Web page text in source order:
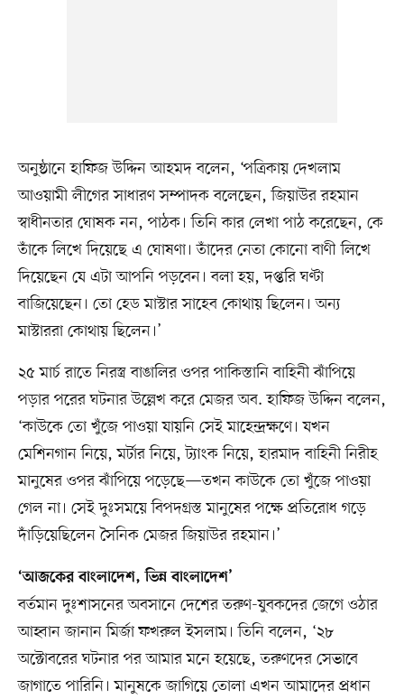
অনুষ্ঠানে হাফিজ উদ্দিন আহমদ বলেন, ‘পত্রিকায় দেখলাম
আওয়ামী লীগের সাধারণ সম্পাদক বলেছেন, জিয়াউর রহমান
স্বাধীনতার ঘোষক নন, পাঠক। তিনি কার লেখা পাঠ করেছেন, কে
তাঁকে লিখে দিয়েছে এ ঘোষণা। তাঁদের নেতা কোনো বাণী লিখে
দিয়েছেন যে এটা আপনি পড়বেন। বলা হয়, দপ্তরি ঘণ্টা
বাজিয়েছেন। তো হেড মাস্টার সাহেব কোথায় ছিলেন। অন্য
মাস্টাররা কোথায় ছিলেন।’
২৫ মার্চ রাতে নিরস্ত্র বাঙালির ওপর পাকিস্তানি বাহিনী ঝাঁপিয়ে
পড়ার পরের ঘটনার উল্লেখ করে মেজর অব. হাফিজ উদ্দিন বলেন,
‘কাউকে তো খুঁজে পাওয়া যায়নি সেই মাহেন্দ্রক্ষণে। যখন
মেশিনগান নিয়ে, মর্টার নিয়ে, ট্যাংক নিয়ে, হারমাদ বাহিনী নিরীহ
মানুষের ওপর ঝাঁপিয়ে পড়েছে—তখন কাউকে তো খুঁজে পাওয়া
গেল না। সেই দুঃসময়ে বিপদগ্রস্ত মানুষের পক্ষে প্রতিরোধ গড়ে
দাঁড়িয়েছিলেন সৈনিক মেজর জিয়াউর রহমান।’
‘আজকের বাংলাদেশ, ভিন্ন বাংলাদেশ’
বর্তমান দুঃশাসনের অবসানে দেশের তরুণ-যুবকদের জেগে ওঠার
আহ্বান জানান মির্জা ফখরুল ইসলাম। তিনি বলেন, ‘২৮
অক্টোবরের ঘটনার পর আমার মনে হয়েছে, তরুণদের সেভাবে
জাগাতে পারিনি। মানুষকে জাগিয়ে তোলা এখন আমাদের প্রধান